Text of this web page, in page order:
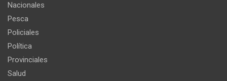
Nacionales
Pesca
Policiales
Política
Provinciales
Salud